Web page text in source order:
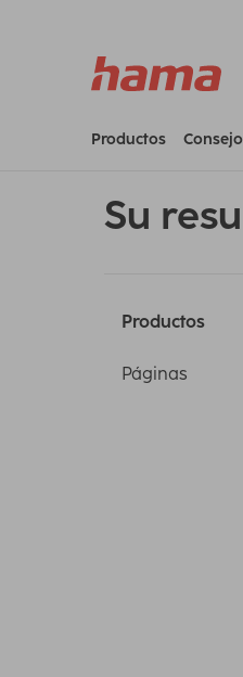
Productos
Su
Productos
Páginas